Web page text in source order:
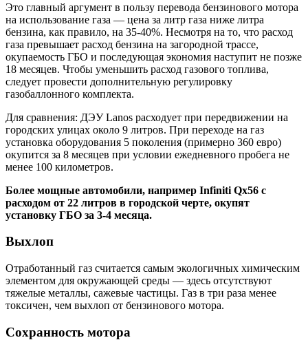
Это главный аргумент в пользу перевода бензинового мотора
на использование газа — цена за литр газа ниже литра
бензина, как правило, на 35-40%. Несмотря на то, что расход
газа превышает расход бензина на загородной трассе,
окупаемость ГБО и последующая экономия наступит не позже
18 месяцев. Чтобы уменьшить расход газового топлива,
следует провести дополнительную регулировку
газобаллонного комплекта.
Для сравнения: ДЭУ Lanos расходует при передвижении на
городских улицах около 9 литров. При переходе на газ
установка оборудования 5 поколения (примерно 360 евро)
окупится за 8 месяцев при условии ежедневного пробега не
менее 100 километров.
Более мощные автомобили, например Infiniti Qx56 с
расходом от 22 литров в городской черте, окупят
установку ГБО за 3-4 месяца.
Выхлоп
Отработанный газ считается самым экологичных химическим
элементом для окружающей среды — здесь отсутствуют
тяжелые металлы, сажевые частицы. Газ в три раза менее
токсичен, чем выхлоп от бензинового мотора.
Сохранность мотора